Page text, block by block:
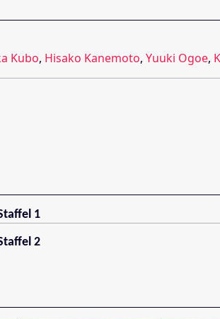
Kubo, Hisako Kanemoto, Yuuki Ogoe,
1
2